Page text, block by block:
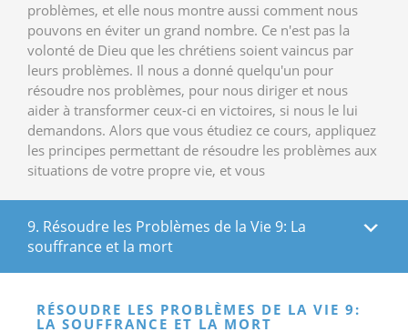
problèmes, et elle nous montre aussi comment nous
pouvons en éviter un grand nombre. Ce n'est pas la
volonté de Dieu que les chrétiens soient vaincus par
leurs problèmes. Il nous a donné quelqu'un pour
résoudre nos problèmes, pour nous diriger et nous
aider à transformer ceux-ci en victoires, si nous le lui
demandons. Alors que vous étudiez ce cours, appliquez
les principes permettant de résoudre les problèmes aux
situations de votre propre vie, et vous
9. Résoudre les Problèmes de la Vie 9: La
souffrance et la mort
RÉSOUDRE LES PROBLÈMES DE LA VIE 9:
LA SOUFFRANCE ET LA MORT